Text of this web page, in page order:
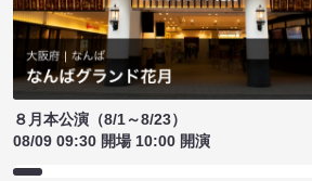
８月本公演（8/1～8/23）
08/09 09:30 開場 10:00 開演